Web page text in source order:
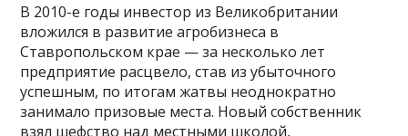
В 2010-е годы инвестор из Великобритании
вложился в развитие агробизнеса в
Ставропольском крае — за несколько лет
предприятие расцвело, став из убыточного
успешным, по итогам жатвы неоднократно
занимало призовые места. Новый собственник
взял шефство над местными школой,